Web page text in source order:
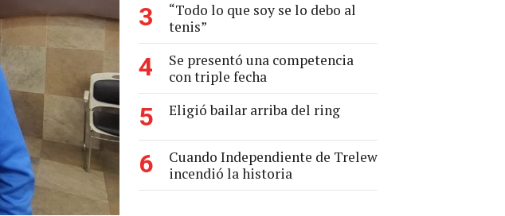
3
“Todo lo que soy se lo debo al
tenis”
4
Se presentó una competencia
con triple fecha
5 Eligió bailar arriba del ring
6
Cuando Independiente de Trelew
incendió la historia